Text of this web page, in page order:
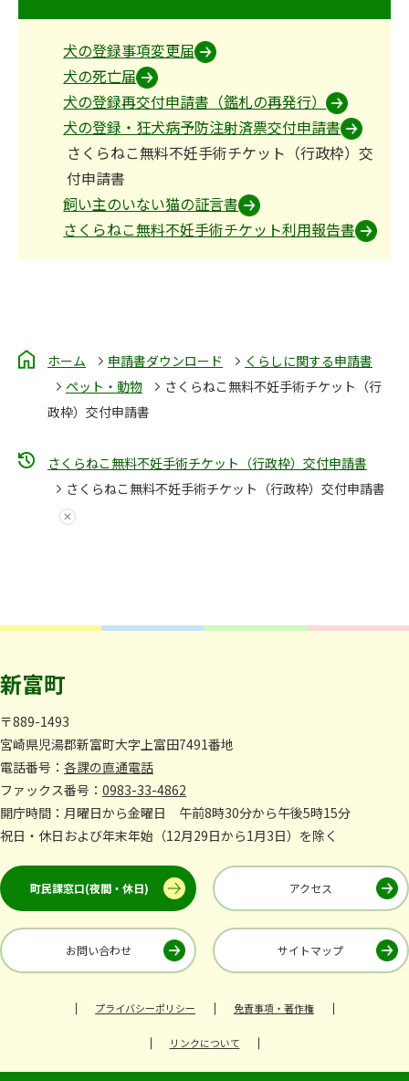
犬の登録事項変更届
犬の死亡届
犬の登録再交付申請書（鑑札の再発行）
犬の登録・狂犬病予防注射済票交付申請書
さくらねこ無料不妊手術チケット（行政枠）交
付申請書
飼い主のいない猫の証言書
さくらねこ無料不妊手術チケット利用報告書
ホーム 申請書ダウンロード
くらしに関する申請書
ペット・動物
さくらねこ無料不妊手術チケット（行
政枠）交付申請書
さくらねこ無料不妊手術チケット（行政枠）交付申請書
さくらねこ無料不妊手術チケット（行政枠）交付申請書
新富町
〒889-1493
宮崎県児湯郡新富町大字上富田7491番地
電話番号： 各課の直通電話
ファックス番号： 0983-33-4862
開庁時間：月曜日から金曜日 午前8時30分から午後5時15分
祝日・休日および年末年始（12月29日から1月3日）を除く
町民課窓口(夜間・休日) アクセス
お問い合わせ サイトマップ
プライバシーポリシー 免責事項・著作権
リンクについて